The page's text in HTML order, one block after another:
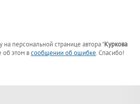
персональной странице автора "Куркова
об этом всообщении об ошибке. Спасибо!